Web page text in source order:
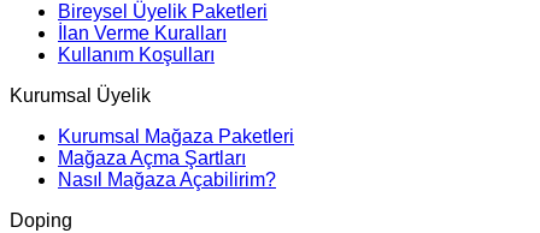
Bireysel Üyelik Paketleri
İlan Verme Kuralları
Kullanım Koşulları
Kurumsal Üyelik
Kurumsal Mağaza Paketleri
Mağaza Açma Şartları
Nasıl Mağaza Açabilirim?
Doping